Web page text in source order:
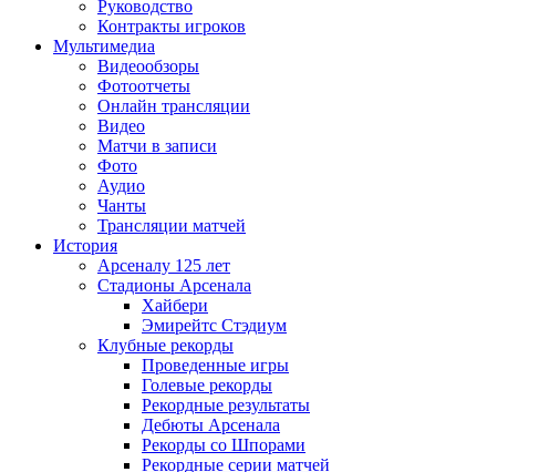
Руководство
Контракты игроков
Мультимедиа
Видеообзоры
Фотоотчеты
Онлайн трансляции
Видео
Матчи в записи
Фото
Аудио
Чанты
Трансляции матчей
История
Арсеналу 125 лет
Стадионы Арсенала
Хайбери
Эмирейтс Стэдиум
Клубные рекорды
Проведенные игры
Голевые рекорды
Рекордные результаты
Дебюты Арсенала
Рекорды со Шпорами
Рекордные серии матчей